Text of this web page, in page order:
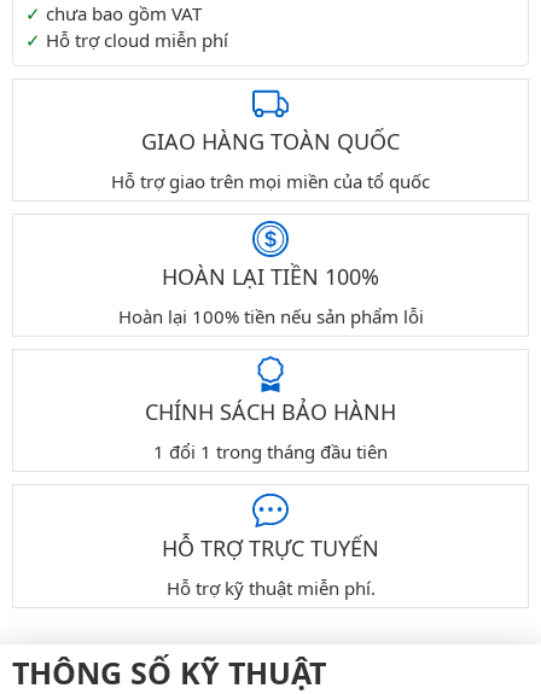
chưa bao gồm VAT
Hỗ trợ cloud miễn phí
GIAO HÀNG TOÀN QUỐC
Hỗ trợ giao trên mọi miền của tổ quốc
HOÀN LẠI TIỀN 100%
Hoàn lại 100% tiền nếu sản phẩm lỗi
CHÍNH SÁCH BẢO HÀNH
1 đổi 1 trong tháng đầu tiên
HỖ TRỢ TRỰC TUYẾN
Hỗ trợ kỹ thuật miễn phí.
THÔNG SỐ KỸ THUẬT